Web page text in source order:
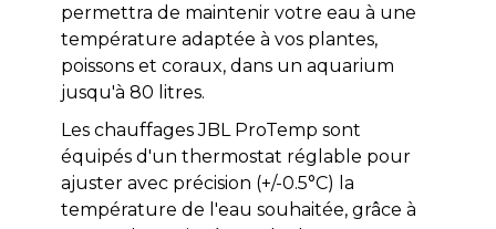
permettra de maintenir votre eau à une
température adaptée à vos plantes,
poissons et coraux, dans un aquarium
jusqu'à 80 litres.
Les chauffages JBL ProTemp sont
équipés d'un thermostat réglable pour
ajuster avec précision (+/-0.5°C) la
température de l'eau souhaitée, grâce à